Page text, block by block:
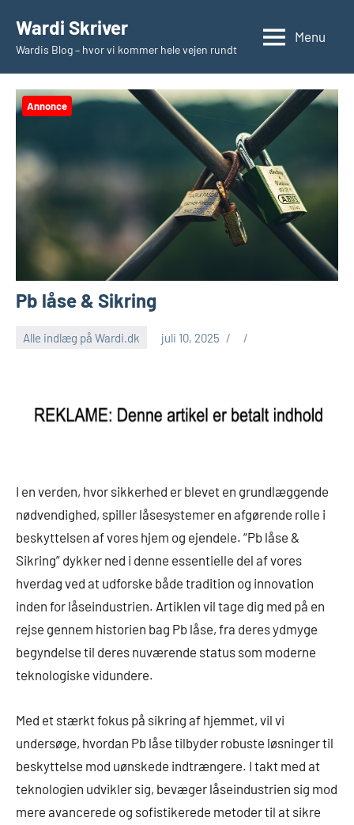
indhold
Wardi Skriver
Wardis Blog – hvor vi kommer hele vejen rundt
Menu
Annonce
Pb låse & Sikring
Alle indlæg på Wardi.dk juli 10, 2025
I en verden, hvor sikkerhed er blevet en grundlæggende
nødvendighed, spiller låsesystemer en afgørende rolle i
beskyttelsen af vores hjem og ejendele. “Pb låse &
Sikring” dykker ned i denne essentielle del af vores
hverdag ved at udforske både tradition og innovation
inden for låseindustrien. Artiklen vil tage dig med på en
rejse gennem historien bag Pb låse, fra deres ydmyge
begyndelse til deres nuværende status som moderne
teknologiske vidundere.
Med et stærkt fokus på sikring af hjemmet, vil vi
undersøge, hvordan Pb låse tilbyder robuste løsninger til
beskyttelse mod uønskede indtrængere. I takt med at
teknologien udvikler sig, bevæger låseindustrien sig mod
mere avancerede og sofistikerede metoder til at sikre